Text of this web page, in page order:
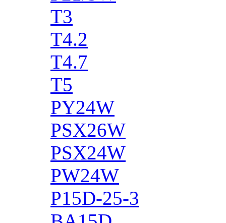
T3
T4.2
T4.7
T5
PY24W
PSX26W
PSX24W
PW24W
P15D-25-3